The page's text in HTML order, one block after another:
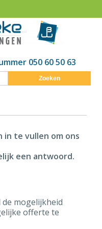
050 60 50 63
Zoeken
in te vullen om ons
een antwoord.
mogelijkheid
offerte te